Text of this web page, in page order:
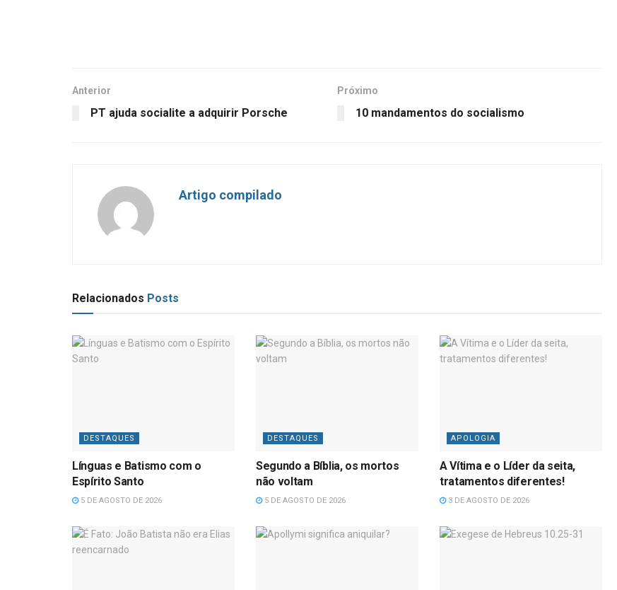
Anterior
PT ajuda socialite a adquirir Porsche
Próximo
10 mandamentos do socialismo
Artigo compilado
Relacionados Posts
DESTAQUES
Línguas e Batismo com o
Espírito Santo
5 DE AGOSTO DE 2026
DESTAQUES
Segundo a Bíblia, os mortos
não voltam
5 DE AGOSTO DE 2026
APOLOGIA
A Vítima e o Líder da seita,
tratamentos diferentes!
3 DE AGOSTO DE 2026